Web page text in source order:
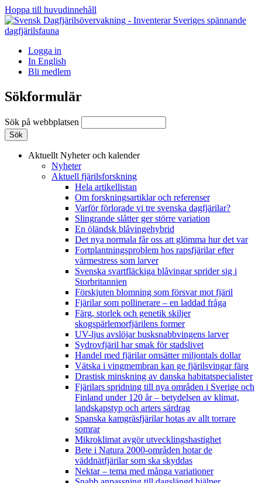
Hoppa till huvudinnehåll
Logga in
In English
Bli medlem
Sökformulär
Sök på webbplatsen
Aktuellt Nyheter och kalender
Nyheter
Aktuell fjärilsforskning
Hela artikellistan
Om forskningsartiklar och referenser
Varför förlorade vi tre svenska dagfjärilar?
Slingrande slåtter ger större variation
En öländsk blåvingehybrid
Det nya normala får oss att glömma hur det var
Fortplantningsproblem hos rapsfjärilar efter
värmestress som larver
Svenska svartfläckiga blåvingar sprider sig i
Storbritannien
Förskjuten blomning som försvar mot fjäril
Fjärilar som pollinerare – en laddad fråga
Färg, storlek och genetik skiljer
skogspärlemorfjärilens former
UV-ljus avslöjar busksnabbvingens larver
Sydrovfjäril har smak för stadslivet
Handel med fjärilar omsätter miljontals dollar
Vätska i vingmembran kan ge fjärilsvingar färg
Drastisk minskning av danska habitatspecialister
Fjärilars spridning till nya områden i Sverige och
Finland under 120 år– betydelsen av klimat,
landskapstyp och arters särdrag
Spanska kamgräsfjärilar hotas av allt torrare
somrar
Mikroklimat avgör utvecklingshastighet
Bete i Natura 2000-områden hotar de
väddnätfjärilar som ska skyddas
Nektar – tema med många variationer